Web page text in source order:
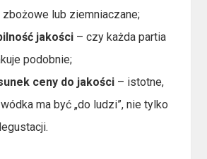
zbożowe lub ziemniaczane;
jakości – czy każda partia
podobnie;
ceny do jakości – istotne,
ma być „do ludzi”, nie tylko